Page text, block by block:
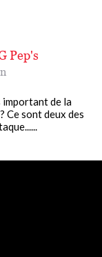
Pep's
important de la
Ce sont deux des